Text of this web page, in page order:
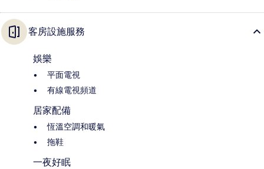
客房設施服務
娛樂
平面電視
有線電視頻道
居家配備
恆溫空調和暖氣
拖鞋
一夜好眠